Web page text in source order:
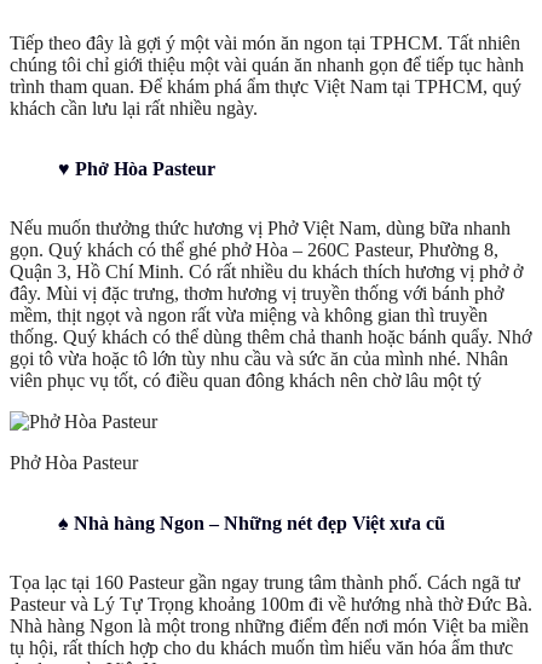
Tiếp theo đây là gợi ý một vài món ăn ngon tại TPHCM. Tất nhiên
chúng tôi chỉ giới thiệu một vài quán ăn nhanh gọn để tiếp tục hành
trình tham quan. Để khám phá ẩm thực Việt Nam tại TPHCM, quý
khách cần lưu lại rất nhiều ngày.
♥ Phở Hòa Pasteur
Nếu muốn thưởng thức hương vị Phở Việt Nam, dùng bữa nhanh
gọn. Quý khách có thể ghé phở Hòa – 260C Pasteur, Phường 8,
Quận 3, Hồ Chí Minh. Có rất nhiều du khách thích hương vị phở ở
đây. Mùi vị đặc trưng, thơm hương vị truyền thống với bánh phở
mềm, thịt ngọt và ngon rất vừa miệng và không gian thì truyền
thống. Quý khách có thể dùng thêm chả thanh hoặc bánh quẩy. Nhớ
gọi tô vừa hoặc tô lớn tùy nhu cầu và sức ăn của mình nhé. Nhân
viên phục vụ tốt, có điều quan đông khách nên chờ lâu một tý
Phở Hòa Pasteur
♠ Nhà hàng Ngon – Những nét đẹp Việt xưa cũ
Tọa lạc tại 160 Pasteur gần ngay trung tâm thành phố. Cách ngã tư
Pasteur và Lý Tự Trọng khoảng 100m đi về hướng nhà thờ Đức Bà.
Nhà hàng Ngon là một trong những điểm đến nơi món Việt ba miền
tụ hội, rất thích hợp cho du khách muốn tìm hiểu văn hóa ẩm thưc